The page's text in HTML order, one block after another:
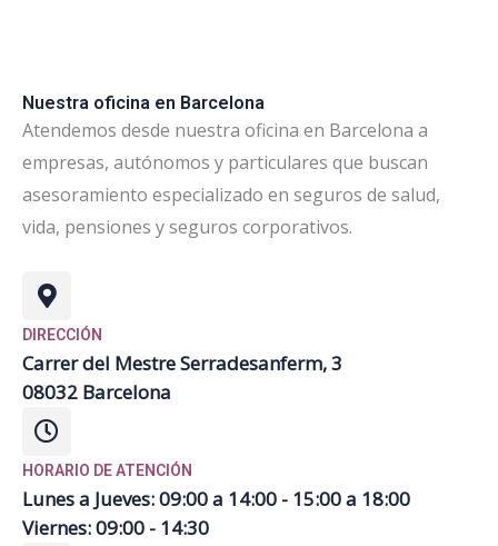
Nuestra oficina en Barcelona
Atendemos desde nuestra oficina en Barcelona a
empresas, autónomos y particulares que buscan
asesoramiento especializado en seguros de salud,
vida, pensiones y seguros corporativos.
DIRECCIÓN
Carrer del Mestre Serradesanferm, 3
08032 Barcelona
HORARIO DE ATENCIÓN
Lunes a Jueves: 09:00 a 14:00 - 15:00 a 18:00
Viernes: 09:00 - 14:30